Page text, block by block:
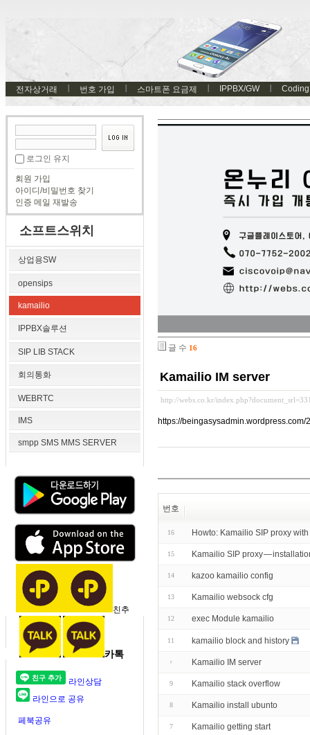
전자상거래 번호 가입 스마트폰 요금제 IPPBX/GW Coding
로그인 유지
회원 가입
아이디/비밀번호 찾기
인증 메일 재발송
소프트스위치
상업용SW
opensips
kamailio
IPPBX솔루션
SIP LIB STACK
회의통화
WEBRTC
IMS
smpp SMS MMS SERVER
친추
카톡
라인상담
라인으로 공유
페북공유
글 수 16
Kamailio IM server
http://webs.co.kr/
https://
번호
16 Howto: Kamailio SIP proxy
15 Kamailio SIP proxy —
14 kazoo kamailio config
13 Kamailio websock cfg
12 exec Module kamailio
11 kamailio block and history
Kamailio IM server
9 Kamailio stack overflow
8 Kamailio install ubunto
7 Kamailio getting start